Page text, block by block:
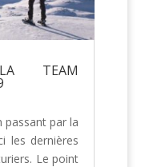
TEAM
passant par la
les dernières
Le point